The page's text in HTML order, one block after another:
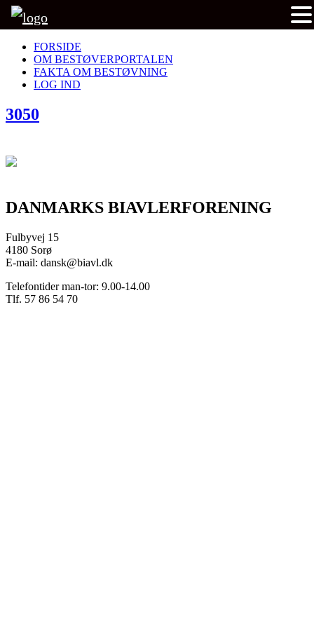
FORSIDE
OM BESTØVERPORTALEN
FAKTA OM BESTØVNING
LOG IND
3050
DANMARKS BIAVLERFORENING
Fulbyvej 15
4180 Sorø
E-mail: dansk@biavl.dk
Telefontider man-tor: 9.00-14.00
Tlf. 57 86 54 70